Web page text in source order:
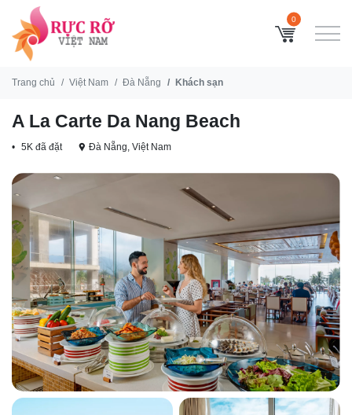
0
Trang chủ Việt Nam Đà Nẵng Khách sạn
A La Carte Da Nang Beach
5K đã đặt Đà Nẵng, Việt Nam